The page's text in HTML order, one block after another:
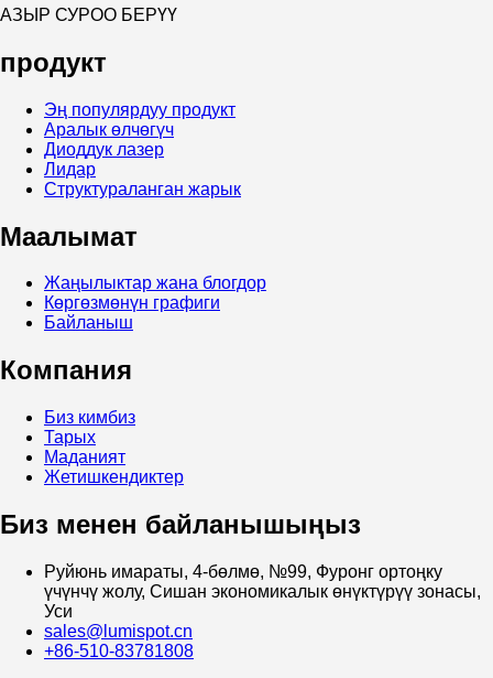
АЗЫР СУРОО БЕРҮҮ
продукт
Эң популярдуу продукт
Аралык өлчөгүч
Диоддук лазер
Лидар
Структураланган жарык
Маалымат
Жаңылыктар жана блогдор
Көргөзмөнүн графиги
Байланыш
Компания
Биз кимбиз
Тарых
Маданият
Жетишкендиктер
Биз менен байланышыңыз
Руйюнь имараты, 4-бөлмө, №99, Фуронг ортоңку
үчүнчү жолу, Сишан экономикалык өнүктүрүү зонасы,
Уси
sales@lumispot.cn
+86-510-83781808